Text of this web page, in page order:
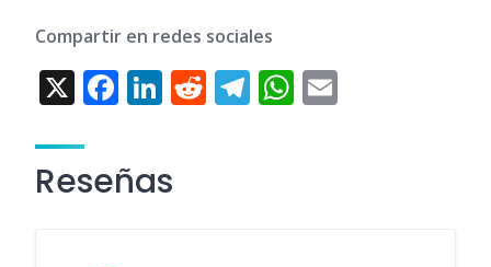
Compartir en redes sociales
X F
e
b
Li
e
R T W
Reseñas